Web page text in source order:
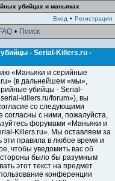
убийцах и маньяках
Вход • Регистрация
FAQ • Поиск
- Serial-Killers.ru -
«Маньяки и серийные
(в дальнейшем «мы»,
убийцы - Serial-
killers.ru/forum»), вы
со следующими
согласны с ними, пожалуйста,
форумами «Маньяки и
Killers.ru». Мы оставляем за
эти правила в любое время и
чтобы уведомить вас об
было бы разумным
этот текст на предмет
конференции